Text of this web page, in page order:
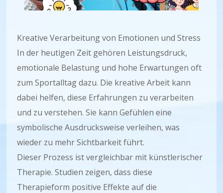
Kreative Verarbeitung von Emotionen und Stress
In der heutigen Zeit gehören Leistungsdruck,
emotionale Belastung und hohe Erwartungen oft
zum Sportalltag dazu. Die kreative Arbeit kann
dabei helfen, diese Erfahrungen zu verarbeiten
und zu verstehen. Sie kann Gefühlen eine
symbolische Ausdrucksweise verleihen, was
wieder zu mehr Sichtbarkeit führt.
Dieser Prozess ist vergleichbar mit künstlerischer
Therapie. Studien zeigen, dass diese
Therapieform positive Effekte auf die